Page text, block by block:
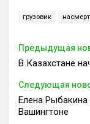
грузовик
Предыдущая
В Казахстане
Следующая
Елена Рыбакина
Вашингтоне